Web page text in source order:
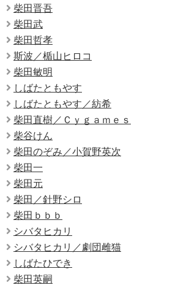
柴田晋吾
柴田武
柴田哲孝
斯波／楯山ヒロコ
柴田敏明
しばたともやす
しばたともやす／紡希
柴田直樹／Ｃｙｇａｍｅｓ
柴谷けん
柴田のぞみ／小賀野英次
柴田一
柴田元
柴田／針野シロ
柴田ｂｂｂ
シバタヒカリ
シバタヒカリ／劇団雌猫
しばたひでき
柴田英嗣